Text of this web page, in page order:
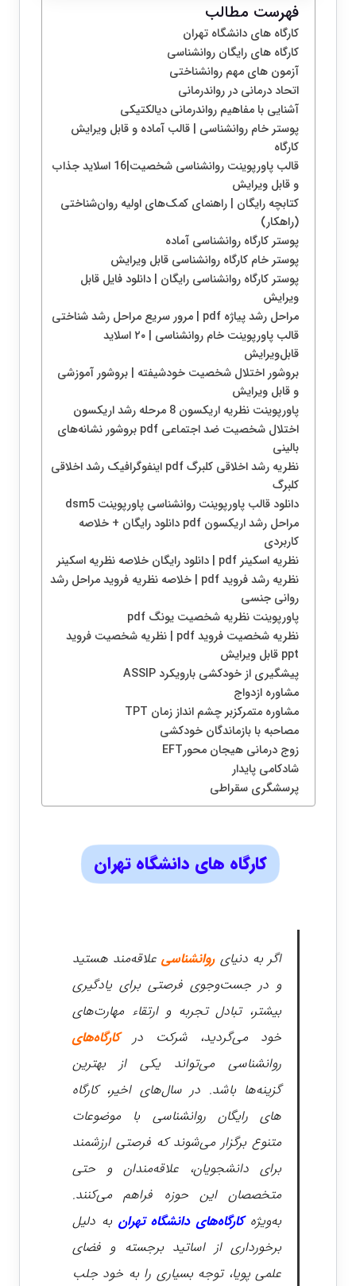
فهرست مطالب
کارگاه های دانشگاه تهران
کارگاه های رایگان روانشناسی
آزمون های مهم روانشناختی
اتحاد درمانی در رواندرمانی
آشنایی با مفاهیم رواندرمانی دیالکتیکی
پوستر خام روانشناسی | قالب آماده و قابل ویرایش
کارگاه
قالب پاورپوینت روانشناسی شخصیت|16 اسلاید جذاب
و قابل ویرایش
کتابچه رایگان | راهنمای کمک‌های اولیه روان‌شناختی
(راهكار)
پوستر کارگاه روانشناسی آماده
پوستر خام کارگاه روانشناسی قابل ویرایش
پوستر کارگاه روانشناسی رایگان | دانلود فایل قابل
ویرایش
مراحل رشد پیاژه pdf | مرور سریع مراحل رشد شناختی
قالب پاورپوینت خام روانشناسی | ۲۰ اسلاید
قابل‌ویرایش
بروشور اختلال شخصیت خودشیفته | بروشور آموزشی
و قابل ویرایش
پاورپوینت نظریه اریکسون 8 مرحله رشد اریکسون
اختلال شخصیت ضد اجتماعی pdf بروشور نشانه‌های
بالینی
نظریه رشد اخلاقی کلبرگ pdf اینفوگرافیک رشد اخلاقی
کلبرگ
دانلود قالب پاورپوینت روانشناسی پاورپوینت dsm5
مراحل رشد اریکسون pdf دانلود رایگان + خلاصه
کاربردی
نظریه اسکینر pdf | دانلود رایگان خلاصه نظریه اسکینر
نظریه رشد فروید pdf | خلاصه نظریه فروید مراحل رشد
روانی جنسی
پاورپوینت نظریه شخصیت یونگ pdf
نظریه شخصیت فروید pdf | نظریه شخصیت فروید
ppt قابل ویرایش
پیشگیری از خودکشی بارویکرد ASSIP
مشاوره ازدواج
مشاوره متمرکزبر چشم انداز زمان TPT
مصاحبه با بازماندگان خودکشی
زوج درمانی هیجان محورEFT
شادکامی پایدار
پرسشگری سقراطی
کارگاه های دانشگاه تهران
اگر به دنیای روانشناسیعلاقه‌مند هستید
و در جست‌وجوی فرصتی برای یادگیری
بیشتر، تبادل تجربه و ارتقاء مهارت‌های
خود می‌گردید، شرکت در
کارگاه‌های
روانشناسی می‌تواند یکی از بهترین
گزینه‌ها باشد. در سال‌های اخیر، کارگاه
های رایگان روانشناسی با موضوعات
متنوع برگزار می‌شوند که فرصتی ارزشمند
برای دانشجویان، علاقه‌مندان و حتی
متخصصان این حوزه فراهم می‌کنند.
به‌ویژه کارگاه‌های دانشگاه تهرانبه دلیل
برخورداری از اساتید برجسته و فضای
علمی پویا، توجه بسیاری را به خود جلب